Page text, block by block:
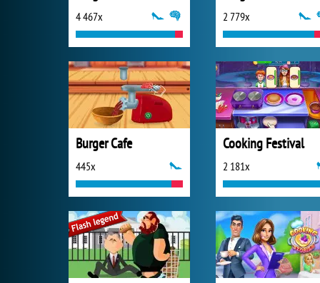
4 467x 2 779x
Burger Cafe
445x
Cooking Festival
2 181x